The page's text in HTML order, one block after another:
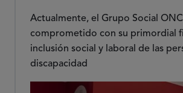
Actualmente, el Grupo Social
comprometido con su primordial
inclusión social y laboral de las
discapacidad